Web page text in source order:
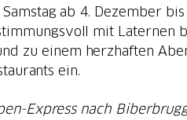
ab 4. Dezember
mit Laternen
zu einem herzhaften
ein.
Express nach